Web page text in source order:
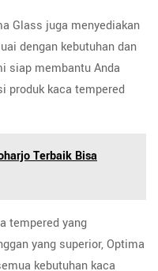
Glass juga menyediakan
dengan kebutuhan dan
siap membantu Anda
produk kaca tempered
Terbaik Bisa
tempered yang
yang superior, Optima
kebutuhan kaca